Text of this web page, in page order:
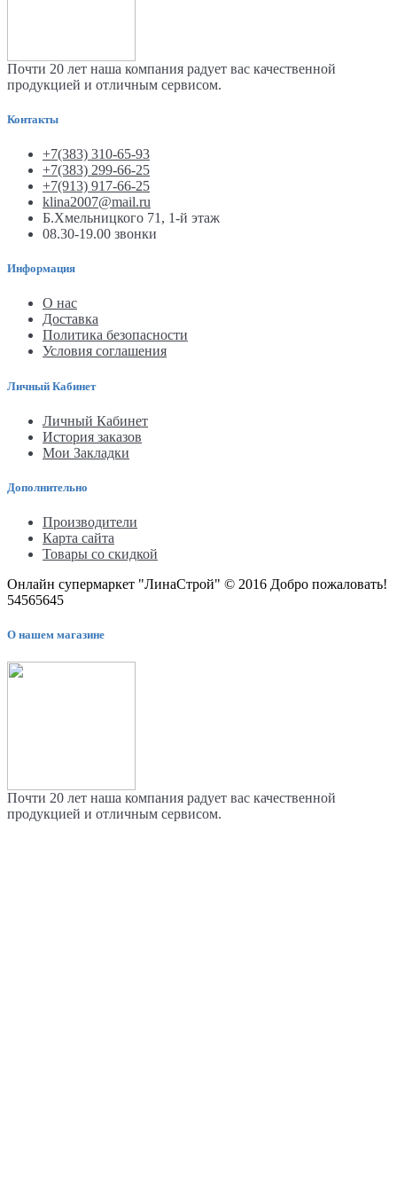
Почти 20 лет наша компания радует вас качественной
продукцией и отличным сервисом.
Контакты
+7(383) 310-65-93
+7(383) 299-66-25
+7(913) 917-66-25
klina2007@mail.ru
Б.Хмельницкого 71, 1-й этаж
08.30-19.00 звонки
Информация
О нас
Доставка
Политика безопасности
Условия соглашения
Личный Кабинет
Личный Кабинет
История заказов
Мои Закладки
Дополнительно
Производители
Карта сайта
Товары со скидкой
Онлайн супермаркет "ЛинаСтрой" © 2016 Добро пожаловать!
54565645
О нашем магазине
Почти 20 лет наша компания радует вас качественной
продукцией и отличным сервисом.